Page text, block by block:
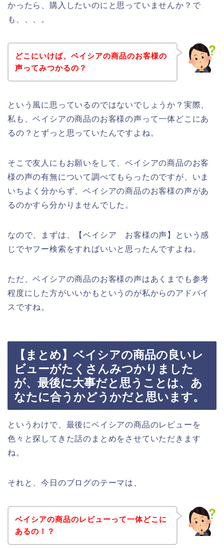
かったら、購入したいのにと思っていませんか？で
も、、、。
どこにいけば、ベイシアの商品のお客様の
声ってみつかるの？
という風に思っているのではないでしょうか？実際、
私も、ベイシアの商品のお客様の声って一体どこにあ
るの？とずっと思っていたんですよね。
そこで友人にもお願いをして、ベイシアの商品のお客
様の声の有無について調べてもらったのですが、いま
いちよく分からず、ベイシアの商品のお客様の声があ
るのかすら分かりませんでした。
なので、まずは、【ベイシア お客様の声】という感
じでヤフー検索をすればいいと思ったんですよね。
ただ、ベイシアの商品のお客様の声はあくまでも参考
程度にした方がいいかもというのが私からのアドバイ
スですね。
【まとめ】ベイシアの商品の良いレ
ビューがたくさんみつかりました
が、最後に大事だと思うことは、あ
なたに合うかどうかだと思います。
というわけで、最後にベイシアの商品のレビューを
色々と探してきた話のまとめをさせていただきます
ね。
それと、今日のブログのテーマは、
ベイシアの商品のレビューって一体どこに
あるの！？